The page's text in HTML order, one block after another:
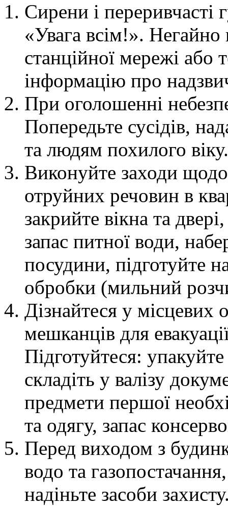
Сирени і переривчасті
«Увага всім!». Негайно
станційної мережі або
інформацію про
При оголошенні
Попередьте сусідів,
та людям похилого віку.
Виконуйте заходи
отруйних речовин в
закрийте вікна та
запас питної води,
посудини, підготуйте
обробки (мильний
Дізнайтеся у місцевих
мешканців для
Підготуйтеся:
складіть у валізу
предмети першої
та одягу, запас
Перед виходом з
водо та газопостачання,
надіньте засоби